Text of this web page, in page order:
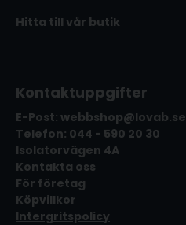
Hitta till vår butik
Kontaktuppgifter
E-Post: webbshop@lovab.se
Telefon: 044 - 590 20 30
Isolatorvägen 4A
Kontakta oss
För företag
Köpvillkor
Intergritspolicy